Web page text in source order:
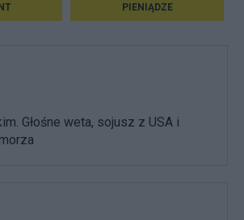
PIENIĄDZE
Głośne weta, sojusz z USA i